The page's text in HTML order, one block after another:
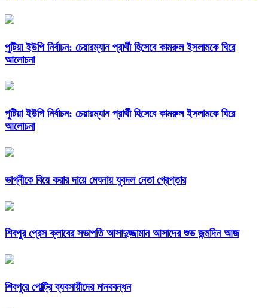
পুটিয়া ইউপি নির্বাচন: চেয়ারম্যান প্রার্থী হিসেবে কামরুল ইসলামকে ঘিরে
আলোচনা
পুটিয়া ইউপি নির্বাচন: চেয়ারম্যান প্রার্থী হিসেবে কামরুল ইসলামকে ঘিরে
আলোচনা
ভাগ্নীকে বিয়ে করার দায়ে মেঘনায় যুবদল নেতা গ্রেপ্তার
শিবপুর প্রেস ক্লাবের সভাপতি আসাদুজ্জামান আসাদের শুভ জন্মদিন আজ
শিবপুরে পোল্ট্রি ব্যবসায়ীদের মানববন্ধন